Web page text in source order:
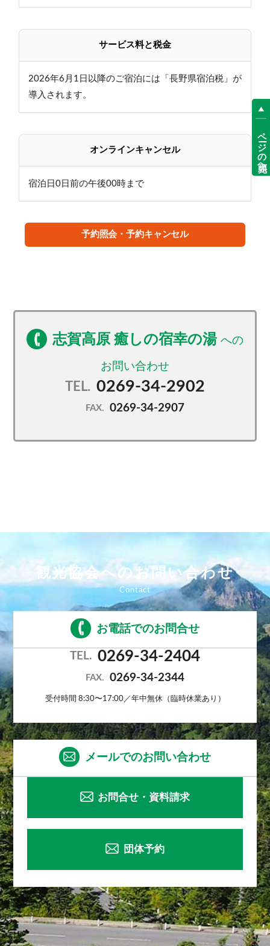
大会前日の夕食時にお渡しします。
夕食
皆様のお越しをお待ちしております♪
サービス料と税金
2026年6月1日以降のご宿泊には「長野県宿泊税」が
導入されます。
オンラインキャンセル
宿泊日0日前の午後00時まで
予約照会・予約キャンセル
志賀高原 癒しの宿幸の湯
TEL. 0269-34-2902
FAX. 0269-34-2907
観光協会へのお問い合わせ
お電話でのお問合せ
TEL. 0269-34-2404
FAX. 0269-34-2344
受付時間 8:30〜17:00／年中無休（臨時休業あり）
メールでのお問い合わせ
お問合せ・資料請求
団体予約
ページの先頭へ